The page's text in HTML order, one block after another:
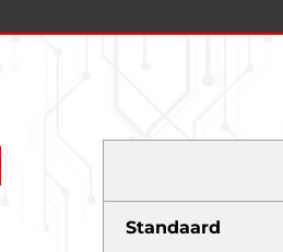
Standaard